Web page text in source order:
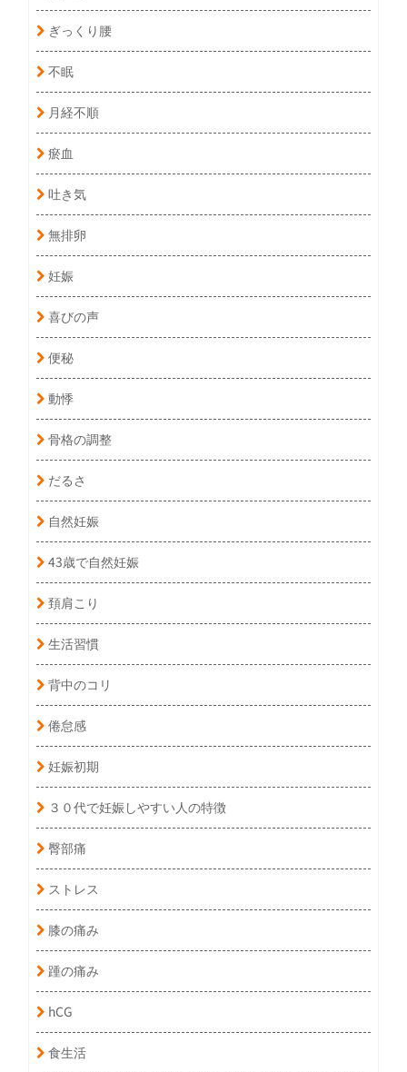
ぎっくり腰
不眠
月経不順
瘀血
吐き気
無排卵
妊娠
喜びの声
便秘
動悸
骨格の調整
だるさ
自然妊娠
43歳で自然妊娠
頚肩こり
生活習慣
背中のコリ
倦怠感
妊娠初期
３０代で妊娠しやすい人の特徴
臀部痛
ストレス
膝の痛み
踵の痛み
hCG
食生活